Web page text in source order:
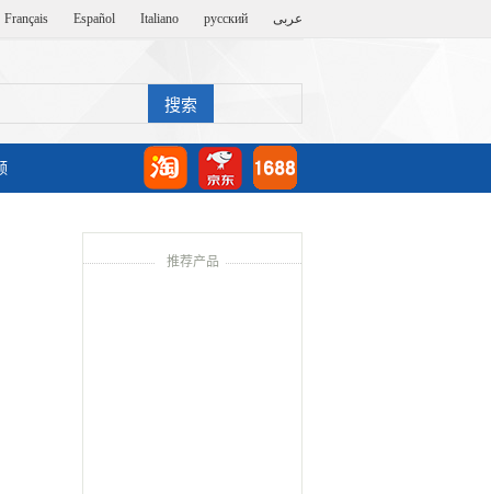
Français Español Italiano русский عربى
推荐产品